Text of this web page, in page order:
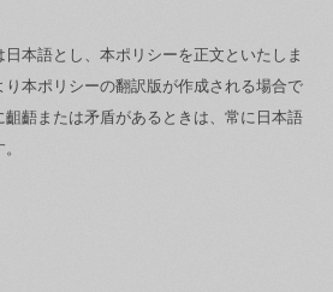
本語とし、本ポリシーを正文といたしま
本ポリシーの翻訳版が作成される場合で
齟齬または矛盾があるときは、常に日本語